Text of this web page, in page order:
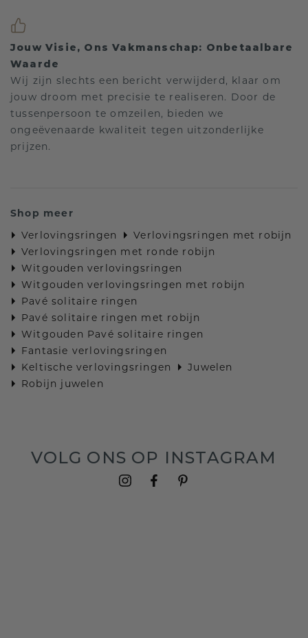
Jouw Visie, Ons Vakmanschap: Onbetaalbare
Waarde
Wij zijn slechts een bericht verwijderd, klaar om
jouw droom met precisie te realiseren. Door de
tussenpersoon te omzeilen, bieden we
ongeëvenaarde kwaliteit tegen uitzonderlijke
prijzen.
Shop meer
Verlovingsringen
Verlovingsringen met robijn
Verlovingsringen met ronde robijn
Witgouden verlovingsringen
Witgouden verlovingsringen met robijn
Pavé solitaire ringen
Pavé solitaire ringen met robijn
Witgouden Pavé solitaire ringen
Fantasie verlovingsringen
Keltische verlovingsringen
Juwelen
Robijn juwelen
VOLG ONS OP INSTAGRAM